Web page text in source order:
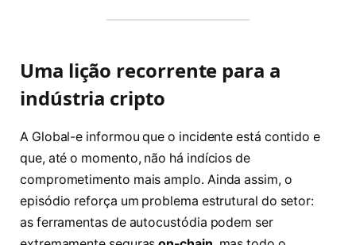
Uma lição recorrente para a
indústria cripto
A Global-e informou que o incidente está contido e
que, até o momento, não há indícios de
comprometimento mais amplo. Ainda assim, o
episódio reforça um problema estrutural do setor:
as ferramentas de autocustódia podem ser